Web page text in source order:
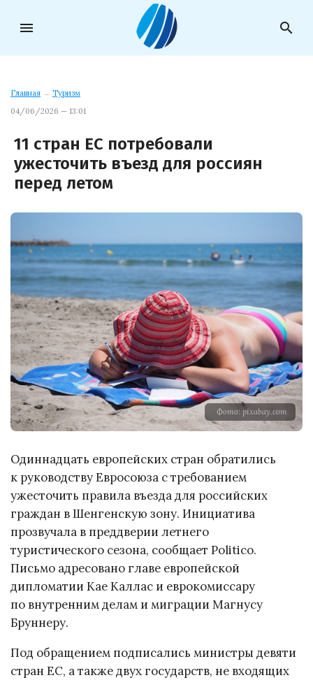
menu search
Главная → Туризм
04/06/2026 — 13:01
11 стран ЕС потребовали
ужесточить въезд для россиян
перед летом
Фото: pixabay.com
Одиннадцать европейских стран обратились
к руководству Евросоюза с требованием
ужесточить правила въезда для российских
граждан в Шенгенскую зону. Инициатива
прозвучала в преддверии летнего
туристического сезона, сообщает Politico.
Письмо адресовано главе европейской
дипломатии Кае Каллас и еврокомиссару
по внутренним делам и миграции Магнусу
Бруннеру.
Под обращением подписались министры девяти
стран ЕС, а также двух государств, не входящих